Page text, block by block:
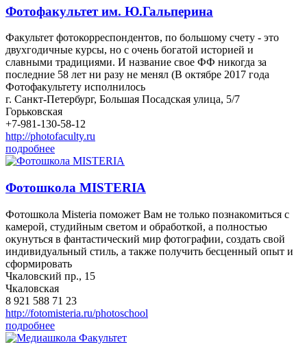
Фотофакультет им. Ю.Гальперина
Факультет фотокорреспондентов, по большому счету - это
двухгодичные курсы, но с очень богатой историей и
славными традициями. И название свое ФФ никогда за
последние 58 лет ни разу не менял (В октябре 2017 года
Фотофакультету исполнилось
г. Санкт-Петербург, Большая Посадская улица, 5/7
Горьковская
+7-981-130-58-12
http://photofaculty.ru
подробнее
Фотошкола MISTERIA
Фотошкола Misteria поможет Вам не только познакомиться с
камерой, студийным светом и обработкой, а полностью
окунуться в фантастический мир фотографии, создать свой
индивидуальный стиль, а также получить бесценный опыт и
сформировать
Чкаловский пр., 15
Чкаловская
8 921 588 71 23
http://fotomisteria.ru/photoschool
подробнее